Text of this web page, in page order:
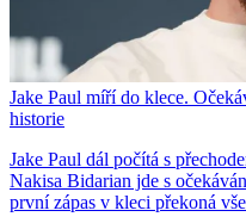
Jake Paul míří do klece.
historie
Jake Paul dál počítá s
Nakisa Bidarian jde s
první zápas v kleci překoná